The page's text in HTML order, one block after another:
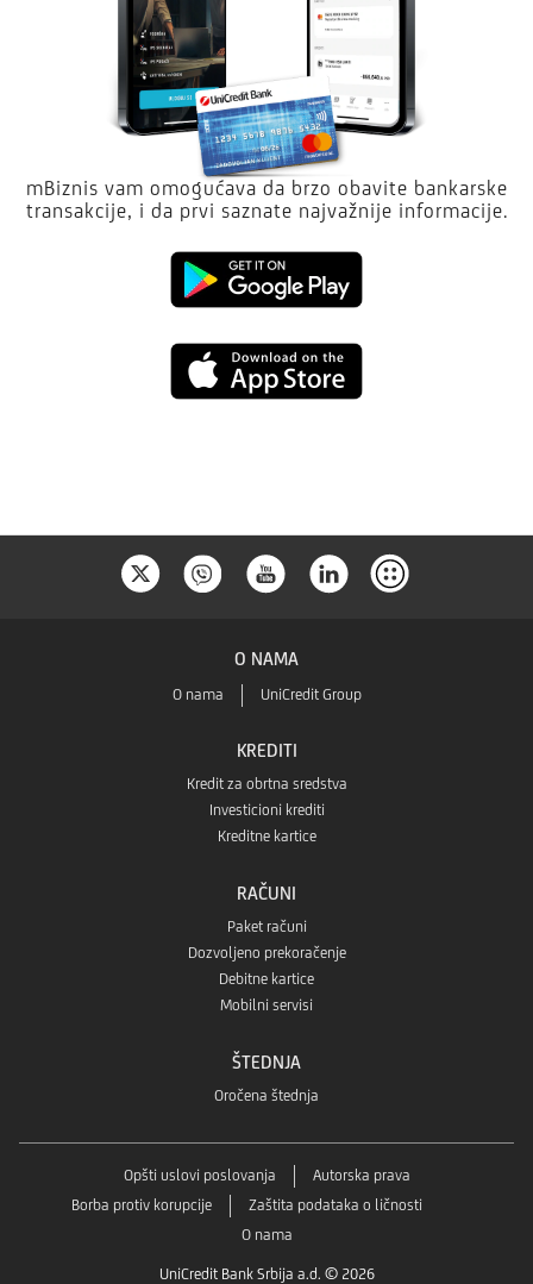
mBiznis vam omogućava da brzo obavite bankarske
transakcije, i da prvi saznate najvažnije informacije.
Google
App
O NAMA
O nama UniCredit Group
KREDITI
Kredit za obrtna sredstva
Investicioni krediti
Kreditne kartice
RAČUNI
Paket računi
Dozvoljeno prekoračenje
Debitne kartice
Mobilni servisi
ŠTEDNJA
Oročena štednja
Opšti uslovi poslovanja
Autorska prava
Borba protiv korupcije
Zaštita podataka o ličnosti
O nama
UniCredit Bank Srbija a.d. © 2026